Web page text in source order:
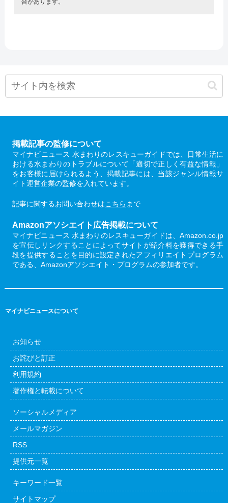
合があります。
掲載記事の監修について
マイナビニュース 水まわりのレスキューガイドでは、日常生活に
おける水まわりのトラブルについて「適切で正しく有益な情報」
をお客様に届けられるよう、掲載記事には、当該ジャンル情報サ
イト運営企業の監修を入れています。
記事に関するお問い合わせはこちら まで
Amazonアソシエイト広告掲載について
マイナビニュース 水まわりのレスキューガイドは、Amazon.co.jp
を宣伝しリンクすることによってサイトが紹介料を獲得できる手
段を提供することを目的に設定されたアフィリエイトプログラム
である、Amazonアソシエイト・プログラムの参加者です。
マイナビニュースについて
お知らせ
お詫びと訂正
利用規約
著作権と転載について
ソーシャルメディア
メールマガジン
RSS
提供元一覧
キーワード一覧
サイトマップ